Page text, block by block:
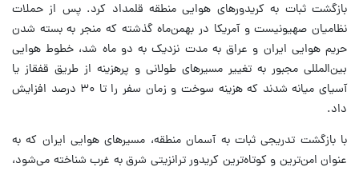
بازگشت ثبات به کریدورهای هوایی منطقه قلمداد کرد. پس از حملات
نظامیان صهیونیست و آمریکا در بهمن‌ماه گذشته که منجر به بسته شدن
حریم هوایی ایران و عراق به مدت نزدیک به دو ماه شد، خطوط هوایی
بین‌المللی مجبور به تغییر مسیرهای طولانی و پرهزینه از طریق قفقاز یا
آسیای میانه شدند که هزینه سوخت و زمان سفر را تا ۳۰ درصد افزایش
داد.
با بازگشت تدریجی ثبات به آسمان منطقه، مسیرهای هوایی ایران که به
عنوان امن‌ترین و کوتاه‌ترین کریدور ترانزیتی شرق به غرب شناخته می‌شود،